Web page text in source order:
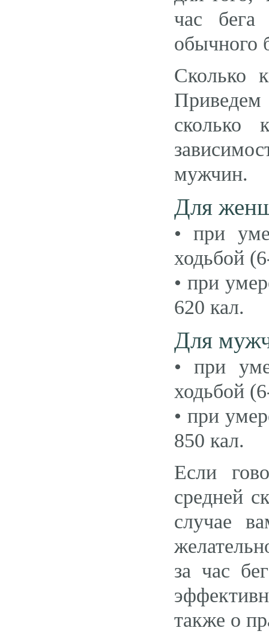
час
обычного
Сколько
сколько
мужчин.
Для
• при
ходьбой
• при
620 кал.
Для
• при
ходьбой
• при
850 кал.
Если
средней
случае
за час
также о